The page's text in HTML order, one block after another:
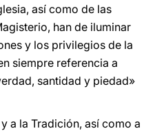
así como de las
han de iluminar
y los privilegios de la
siempre referencia a
santidad y piedad»
a la Tradición, así como a